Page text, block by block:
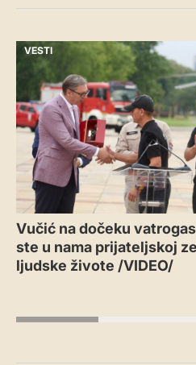
VESTI
Vučić na dočeku
ste u nama prijateljskoj
ljudske živote /VIDEO/